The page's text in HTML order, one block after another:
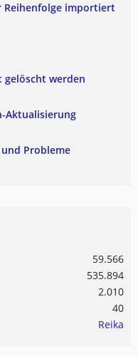
Reihenfolge importiert
gelöscht werden
Aktualisierung
Probleme
59.566
535.894
2.010
40
Reika